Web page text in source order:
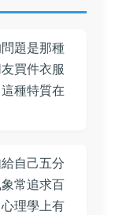
題是那種
買件衣服
種特質在
自己五分
常追求百
理學上有